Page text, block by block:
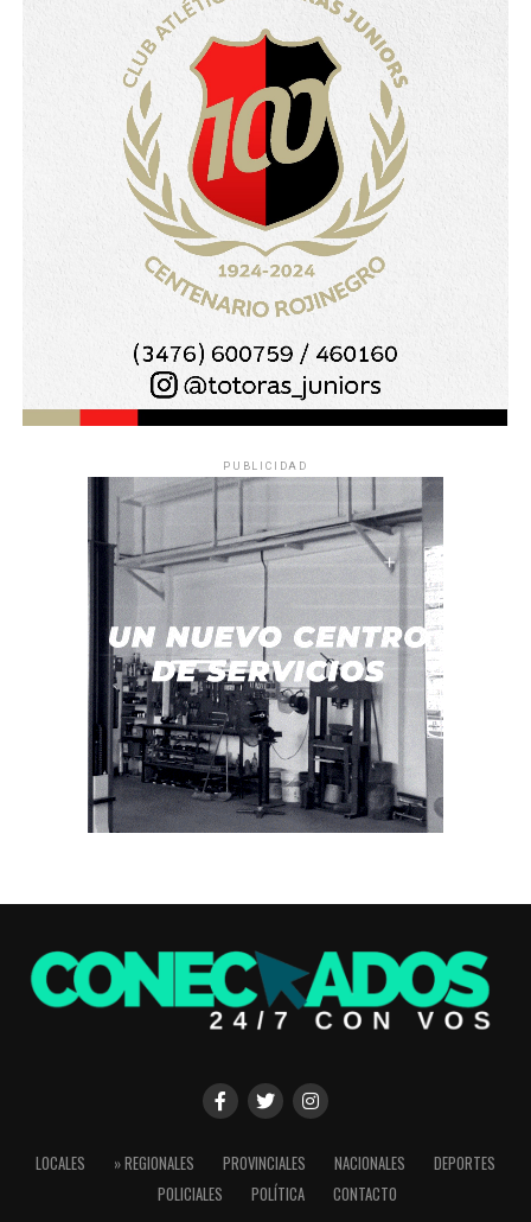
PUBLICIDAD
LOCALES » REGIONALES PROVINCIALES NACIONALES
DEPORTES
POLICIALES
POLÍTICA CONTACTO